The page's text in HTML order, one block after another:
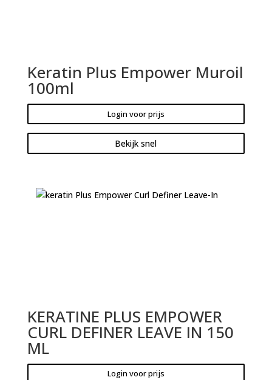
Keratin Plus Empower Muroil
100ml
Login voor prijs
Bekijk snel
KERATINE PLUS EMPOWER
CURL DEFINER LEAVE IN 150
ML
Login voor prijs